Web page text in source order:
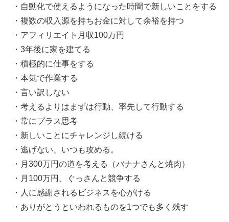
・自動化で使えるようになった時間で新しいことをする
・複数の収入源を持ちお金に対して余裕を持つ
・アフィリエイト月収100万円
・3年後に家を建てる
・積極的に仕事をする
・本気で作業する
・言い訳しない
・考えるよりはまずは行動、率先して行動する
・常にプラス思考
・新しいことにチャレンジし続ける
・逃げない、いつも攻める。
・月300万円の道を考える（バナナさんと焼肉）
・月100万円、ぐっさんと競争する
・人に感謝されるビジネスを心がける
・ありがとうといわれるものを1つでも多く残す